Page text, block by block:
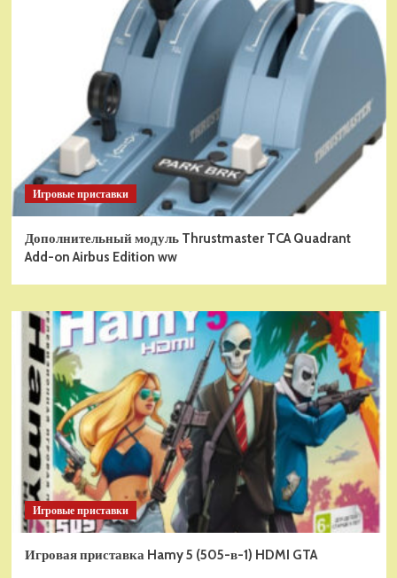
Игровые приставки
Дополнительный модуль Thrustmaster TCA Quadrant
Add-on Airbus Edition ww
Игровые приставки
Игровая приставка Hamy 5 (505-в-1) HDMI GTA